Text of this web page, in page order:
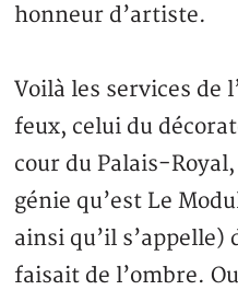
honneur d’artiste.
Voilà les services de
feux, celui du
cour du Palais-
génie qu’est Le
ainsi qu’il
faisait de l’ombre.